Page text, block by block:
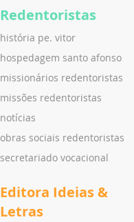
Redentoristas
história pe. vitor
hospedagem santo afonso
missionários redentoristas
missões redentoristas
notícias
obras sociais redentoristas
secretariado vocacional
Editora Ideias &
Letras